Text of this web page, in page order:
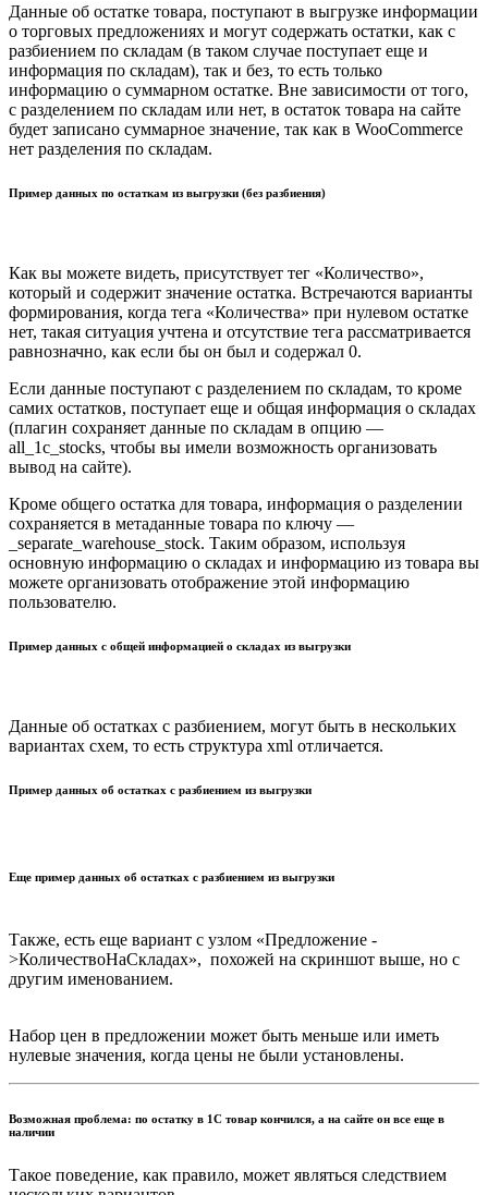
Данные об остатке товара, поступают в выгрузке информации
о торговых предложениях и могут содержать остатки, как с
разбиением по складам (в таком случае поступает еще и
информация по складам), так и без, то есть только
информацию о суммарном остатке. Вне зависимости от того,
с разделением по складам или нет, в остаток товара на сайте
будет записано суммарное значение, так как в WooCommerce
нет разделения по складам.
Пример данных по остаткам из выгрузки (без разбиения)
Как вы можете видеть, присутствует тег «Количество»,
который и содержит значение остатка. Встречаются варианты
формирования, когда тега «Количества» при нулевом остатке
нет, такая ситуация учтена и отсутствие тега рассматривается
равнозначно, как если бы он был и содержал 0.
Если данные поступают с разделением по складам, то кроме
самих остатков, поступает еще и общая информация о складах
(плагин сохраняет данные по складам в опцию —
all_1c_stocks, чтобы вы имели возможность организовать
вывод на сайте).
Кроме общего остатка для товара, информация о разделении
сохраняется в метаданные товара по ключу —
_separate_warehouse_stock. Таким образом, используя
основную информацию о складах и информацию из товара вы
можете организовать отображение этой информацию
пользователю.
Пример данных с общей информацией о складах из выгрузки
Данные об остатках с разбиением, могут быть в нескольких
вариантах схем, то есть структура xml отличается.
Пример данных об остатках с разбиением из выгрузки
Еще пример данных об остатках с разбиением из выгрузки
Также, есть еще вариант с узлом «Предложение -
>КоличествоНаСкладах», похожей на скриншот выше, но с
другим именованием.
Набор цен в предложении может быть меньше или иметь
нулевые значения, когда цены не были установлены.
Возможная проблема: по остатку в 1С товар кончился, а на сайте он все еще в
наличии
Такое поведение, как правило, может являться следствием